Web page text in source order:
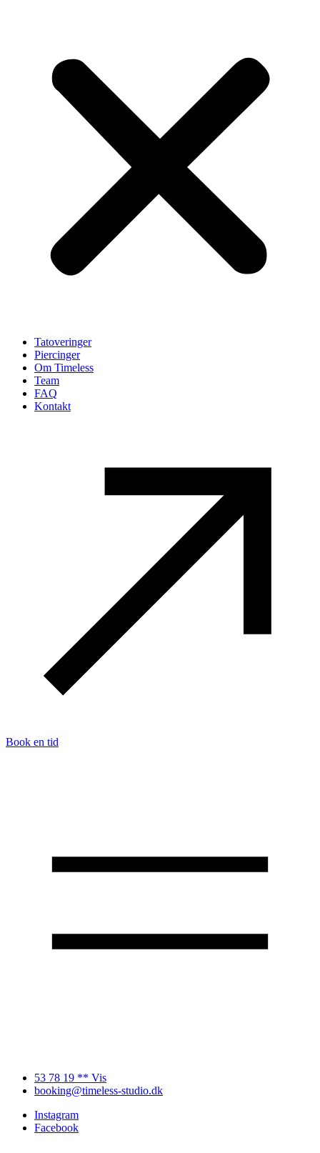
Tatoveringer
Piercinger
Om Timeless
Team
FAQ
Kontakt
Book en tid
53 78 19 ** Vis
booking@timeless-studio.dk
Instagram
Facebook